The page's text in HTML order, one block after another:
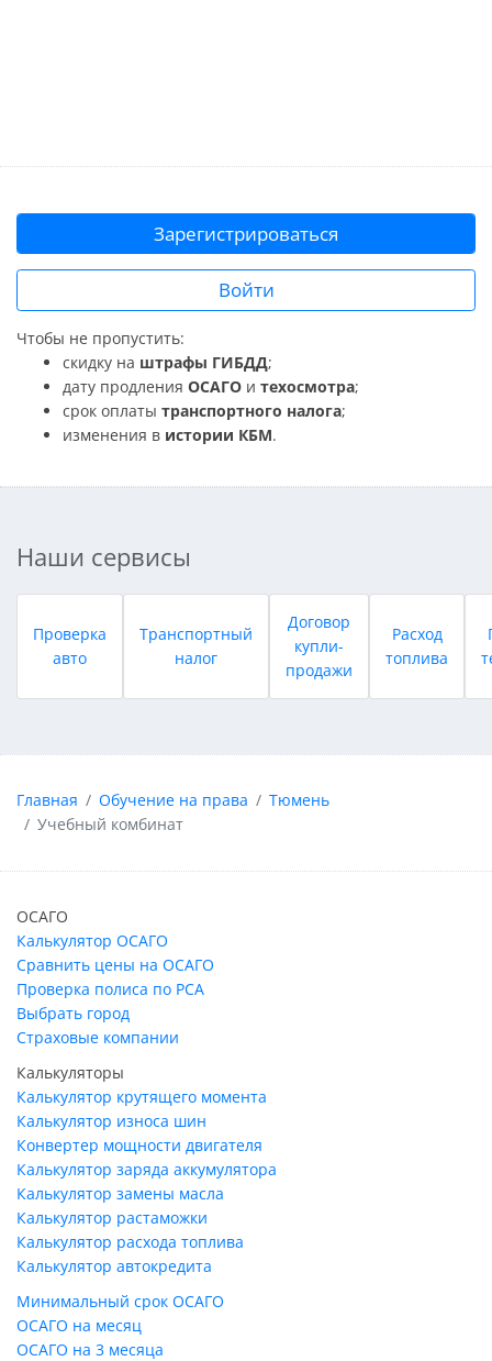
Зарегистрироваться
Войти
Чтобы не пропустить:
скидку на штрафы ГИБДД;
дату продления ОСАГО и техосмотра;
срок оплаты транспортного налога;
изменения в истории КБМ.
Наши сервисы
Проверка
авто
Транспортный
налог
Договор
купли-
продажи
Расход
топлива
Главная Обучение на права
Тюмень
Учебный комбинат
ОСАГО
Калькулятор ОСАГО
Сравнить цены на ОСАГО
Проверка полиса по РСА
Выбрать город
Страховые компании
Калькуляторы
Калькулятор крутящего момента
Калькулятор износа шин
Конвертер мощности двигателя
Калькулятор заряда аккумулятора
Калькулятор замены масла
Калькулятор растаможки
Калькулятор расхода топлива
Калькулятор автокредита
Минимальный срок ОСАГО
ОСАГО на месяц
ОСАГО на 3 месяца